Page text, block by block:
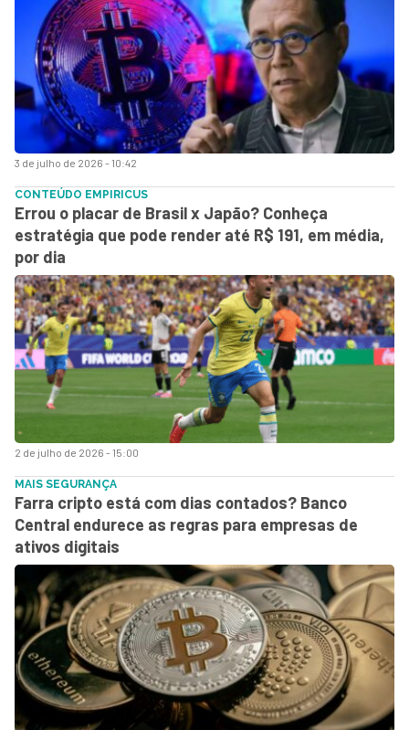
3 de julho de 2026 - 10:42
2 de julho de 2026 - 15:00
CONTEÚDO EMPIRICUS
Errou o placar de Brasil x Japão? Conheça
estratégia que pode render até R$ 191, em média,
por dia
MAIS SEGURANÇA
Farra cripto está com dias contados? Banco
Central endurece as regras para empresas de
ativos digitais